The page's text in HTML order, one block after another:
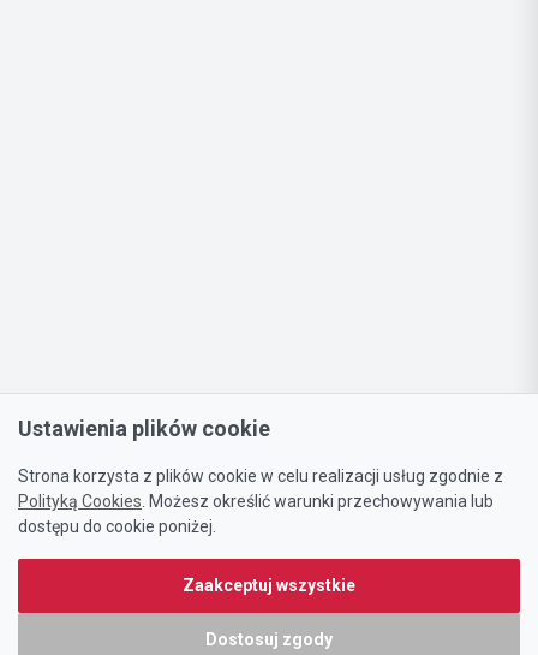
Ustawienia plików cookie
Strona korzysta z plików cookie w celu realizacji usług zgodnie z
Polityką Cookies . Możesz określić warunki przechowywania lub
dostępu do cookie poniżej.
Zaakceptuj wszystkie
Dostosuj zgody